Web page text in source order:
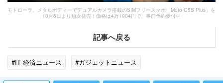
モトローラ、メタルボディーでデュアルカメラ搭載のSIMフリースマホ「Moto G5S Plus」を
10月6日より順次発売！価格は4万1904円で、事前予約受付中
記事へ戻る
#IT 経済ニュース #ガジェットニュース